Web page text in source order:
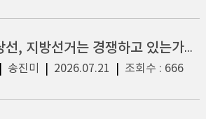
511명의 무투표당선, 지방선거는 경쟁하고 있는가? - 3인 이상 선거구로 확산된 무투표당선과 지방선거 경쟁구조의 과제 -
송진미 2026.07.21 조회수 : 666